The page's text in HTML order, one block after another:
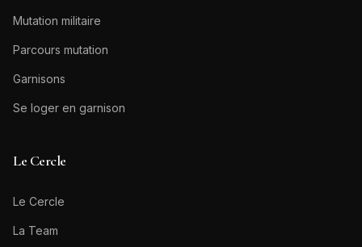
Mutation militaire
Parcours mutation
Garnisons
Se loger en garnison
Le Cercle
Le Cercle
La Team